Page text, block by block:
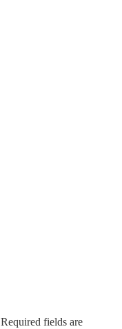
Required fields are